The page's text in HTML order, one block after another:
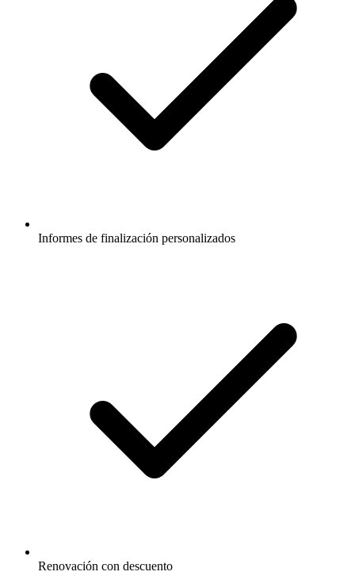
Informes de finalización personalizados
Renovación con descuento